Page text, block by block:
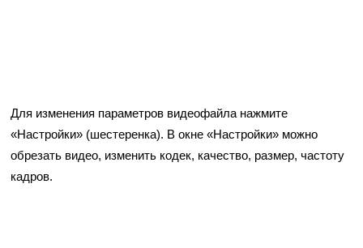
Для изменения параметров видеофайла нажмите
«Настройки» (шестеренка). В окне «Настройки» можно
обрезать видео, изменить кодек, качество, размер, частоту
кадров.